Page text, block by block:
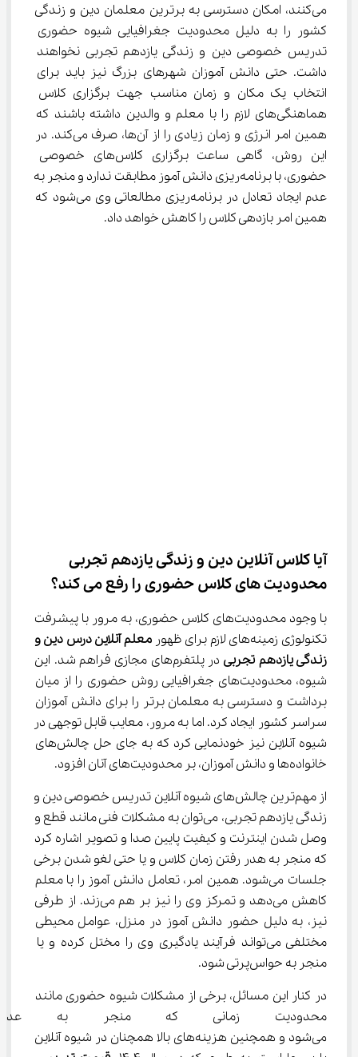
می‌کنند، امکان دسترسی به برترین معلمان دین و زندگی
کشور را به دلیل محدودیت جغرافیایی شیوه حضوری
تدریس خصوصی دین و زندگی یازدهم تجربی نخواهند
داشت. حتی دانش آموزان شهرهای بزرگ نیز باید برای
انتخاب یک مکان و زمان مناسب جهت برگزاری کلاس
هماهنگی‌های لازم را با معلم و والدین داشته باشند که
همین امر انرژی و زمان زیادی را از آن‌ها، صرف می‌کند. در
این روش، گاهی ساعت برگزاری کلاس‌های خصوصی
حضوری، با برنامه‌ریزی دانش آموز مطابقت ندارد و منجر به
عدم ایجاد تعادل در برنامه‌ریزی مطالعاتی وی می‌شود که
همین امر بازدهی کلاس را کاهش خواهد داد.
آیا کلاس آنلاین دین و زندگی یازدهم تجربی
محدودیت های کلاس حضوری را رفع می کند؟
با وجود محدودیت‌های کلاس حضوری، به مرور با پیشرفت
تکنولوژی زمینه‌های لازم برای ظهور
معلم آنلاین درس دین و
زندگی یازدهم تجربی
در پلتفرم‌های مجازی فراهم شد. این
شیوه، محدودیت‌های جغرافیایی روش حضوری را از میان
برداشت و دسترسی به معلمان برتر را برای دانش آموزان
سراسر کشور ایجاد کرد. اما به مرور، معایب قابل توجهی در
شیوه آنلاین نیز خودنمایی کرد که به جای حل چالش‌های
خانواده‌ها و دانش آموزان، بر محدودیت‌های آنان افزود.
از مهم‌ترین چالش‌های شیوه آنلاین تدریس خصوصی دین و
زندگی یازدهم تجربی، می‌توان به مشکلات فنی مانند قطع و
وصل شدن اینترنت و کیفیت پایین صدا و تصویر اشاره کرد
که منجر به هدر رفتن زمان کلاس و یا حتی لغو شدن برخی
جلسات می‌شود. همین امر، تعامل دانش آموز را با معلم
کاهش می‌دهد و تمرکز وی را نیز بر هم می‌زند. از طرفی
نیز، به دلیل حضور دانش آموز در منزل، عوامل محیطی
مختلفی می‌تواند فرآیند یادگیری وی را مختل کرده و یا
منجر به حواس‌پرتی شود.
در کنار این مسائل، برخی از مشکلات شیوه حضوری مانند
محدودیت زمانی که منجر به
می‌شود و همچنین هزینه‌های بالا همچنان در شیوه آنلاین